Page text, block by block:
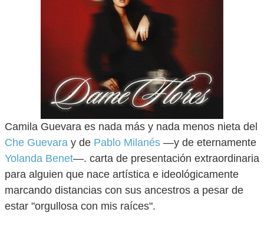
Camila Guevara es nada más y nada menos nieta del
Che Guevara y de Pablo Milanés —y de eternamente
Yolanda Benet—. carta de presentación extraordinaria
para alguien que nace artística e ideológicamente
marcando distancias con sus ancestros a pesar de
estar "orgullosa con mis raíces".